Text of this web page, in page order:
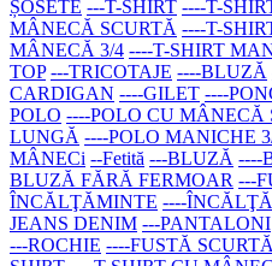
ȘOSETE ---T-SHIRT ----T-
MÂNECĂ SCURTĂ ----T-
MÂNECĂ 3/4 ----T-SHIRT
TOP ---TRICOTAJE ----BLUZĂ
CARDIGAN ----GILET ----
POLO ----POLO CU MÂNECĂ
LUNGĂ ----POLO MANICHE
MÂNECi --Fetită ---BLUZĂ ----
BLUZĂ FĂRĂ FERMOAR ---
ÎNCĂLŢĂMINTE ----
JEANS DENIM ---PANTALONI
---ROCHIE ----FUSTĂ SCURTĂ